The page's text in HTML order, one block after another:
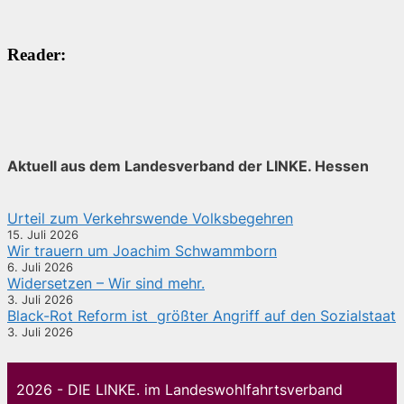
Reader:
Aktuell aus dem Landesverband der LINKE. Hessen
Urteil zum Verkehrswende Volksbegehren
15. Juli 2026
Wir trauern um Joachim Schwammborn
6. Juli 2026
Widersetzen – Wir sind mehr.
3. Juli 2026
Black-Rot Reform ist größter Angriff auf den Sozialstaat
3. Juli 2026
2026 - DIE LINKE. im Landeswohlfahrtsverband